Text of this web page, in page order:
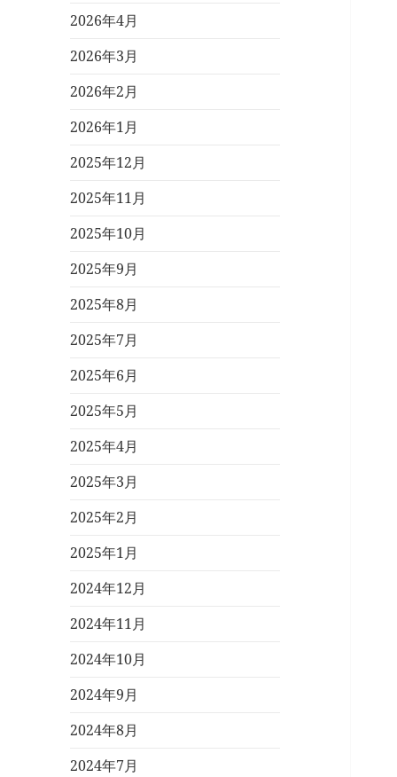
2026年4月
2026年3月
2026年2月
2026年1月
2025年12月
2025年11月
2025年10月
2025年9月
2025年8月
2025年7月
2025年6月
2025年5月
2025年4月
2025年3月
2025年2月
2025年1月
2024年12月
2024年11月
2024年10月
2024年9月
2024年8月
2024年7月